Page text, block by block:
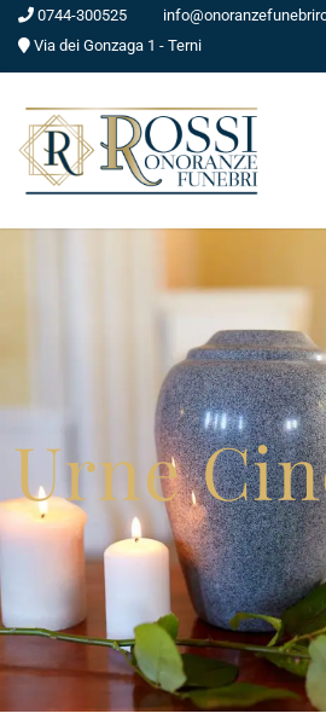
0744-300525
Via dei Gonzaga 1 - Terni
Urne